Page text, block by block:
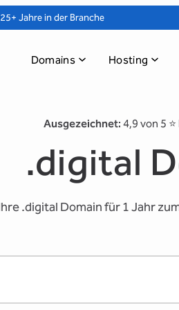
25+ Jahre in der Branche
Domains Hosting
Ausgezeichnet: 4,9 von 5
.digital
.digital Domain für 1 Jahr